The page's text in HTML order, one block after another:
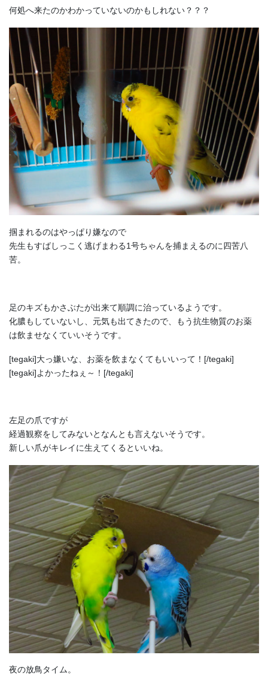
何処へ来たのかわかっていないのかもしれない？？？
掴まれるのはやっぱり嫌なので
先生もすばしっこく逃げまわる1号ちゃんを捕まえるのに四苦八
苦。
足のキズもかさぶたが出来て順調に治っているようです。
化膿もしていないし、元気も出てきたので、もう抗生物質のお薬
は飲ませなくていいそうです。
[tegaki]大っ嫌いな、お薬を飲まなくてもいいって！[/tegaki]
[tegaki]よかったねぇ～！[/tegaki]
左足の爪ですが
経過観察をしてみないとなんとも言えないそうです。
新しい爪がキレイに生えてくるといいね。
夜の放鳥タイム。